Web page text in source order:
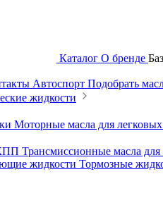
Каталог О бренде
Автоспорт Подобрать
жидкости
Моторные масла для
Трансмиссионные масла
жидкости Тормозные